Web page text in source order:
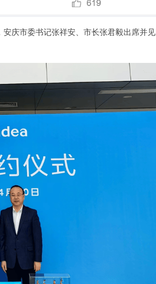
庆市委书记张祥安、市长张君毅出席并见